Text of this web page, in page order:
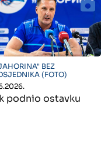
BEZ
(FOTO)
podnio ostavku